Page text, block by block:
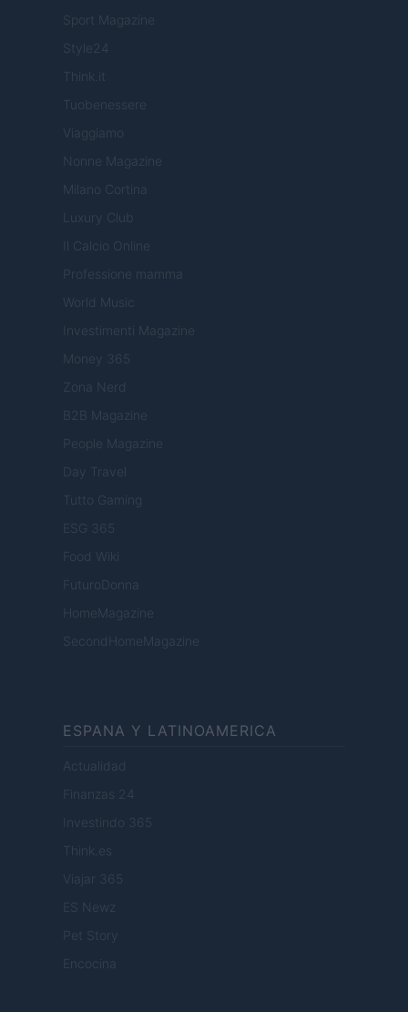
Sport Magazine
Style24
Think.it
Tuobenessere
Viaggiamo
Nonne Magazine
Milano Cortina
Luxury Club
Il Calcio Online
Professione mamma
World Music
Investimenti Magazine
Money 365
Zona Nerd
B2B Magazine
People Magazine
Day Travel
Tutto Gaming
ESG 365
Food Wiki
FuturoDonna
HomeMagazine
SecondHomeMagazine
ESPANA Y LATINOAMERICA
Actualidad
Finanzas 24
Investindo 365
Think.es
Viajar 365
ES Newz
Pet Story
Encocina